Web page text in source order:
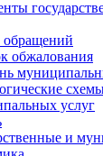
обжалования
услуг
и